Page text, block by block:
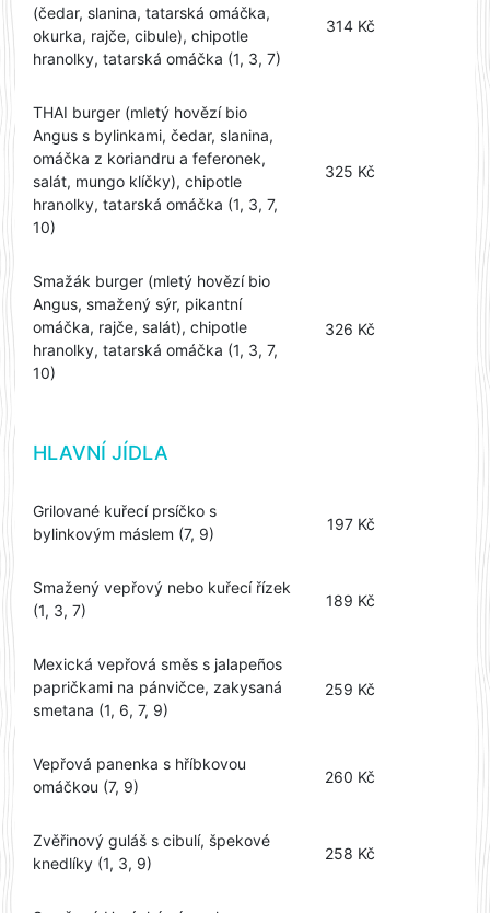
(čedar, slanina, tatarská omáčka,
okurka, rajče, cibule), chipotle
hranolky, tatarská omáčka (1, 3, 7)
314 Kč
THAI burger (mletý hovězí bio
Angus s bylinkami, čedar, slanina,
omáčka z koriandru a feferonek,
salát, mungo klíčky), chipotle
hranolky, tatarská omáčka (1, 3, 7,
10)
325 Kč
Smažák burger (mletý hovězí bio
Angus, smažený sýr, pikantní
omáčka, rajče, salát), chipotle
hranolky, tatarská omáčka (1, 3, 7,
10)
326 Kč
HLAVNÍ JÍDLA
Grilované kuřecí prsíčko s
bylinkovým máslem (7, 9)
197 Kč
Smažený vepřový nebo kuřecí řízek
(1, 3, 7)
189 Kč
Mexická vepřová směs s jalapeños
papričkami na pánvičce, zakysaná
smetana (1, 6, 7, 9)
259 Kč
Vepřová panenka s hříbkovou
omáčkou (7, 9)
260 Kč
Zvěřinový guláš s cibulí, špekové
knedlíky (1, 3, 9)
258 Kč